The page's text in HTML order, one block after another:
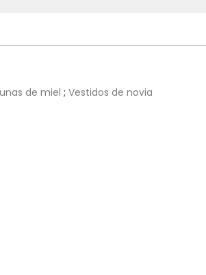
de miel ; Vestidos de novia